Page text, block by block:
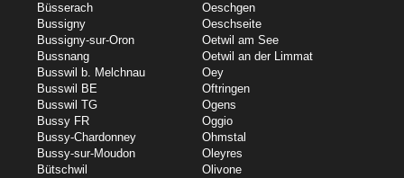
Büsserach
Bussigny
Bussigny-sur-Oron
Bussnang
Busswil b. Melchnau
Busswil BE
Busswil TG
Bussy FR
Bussy-Chardonney
Bussy-sur-Moudon
Bütschwil
Oeschgen
Oeschseite
Oetwil am See
Oetwil an der Limmat
Oey
Oftringen
Ogens
Oggio
Ohmstal
Oleyres
Olivone